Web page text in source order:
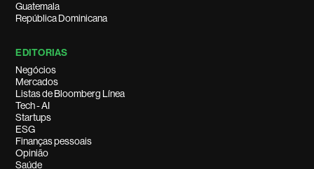
Guatemala
República Dominicana
EDITORIAS
Negócios
Mercados
Listas de Bloomberg Línea
Tech - AI
Startups
ESG
Finanças pessoais
Opinião
Saúde